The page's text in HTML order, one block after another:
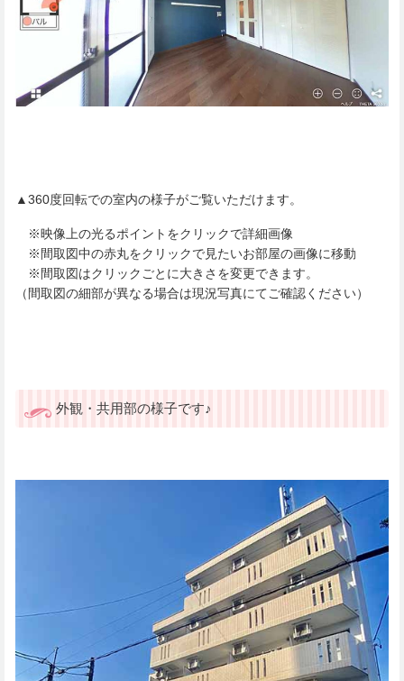
▲360度回転での室内の様子がご覧いただけます。
※映像上の光るポイントをクリックで詳細画像
※間取図中の赤丸をクリックで見たいお部屋の画像に移動
※間取図はクリックごとに大きさを変更できます。
（間取図の細部が異なる場合は現況写真にてご確認ください）
外観・共用部の様子です♪